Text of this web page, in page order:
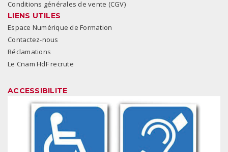
Conditions générales de vente (CGV)
LIENS UTILES
Espace Numérique de Formation
Contactez-nous
Réclamations
Le Cnam HdF recrute
ACCESSIBILITE